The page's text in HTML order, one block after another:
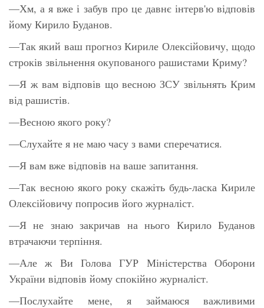
—Хм, а я вже і забув про це давнє інтерв'ю відповів
йому Кирило Буданов.
—Так який ваш прогноз Кириле Олексійовичу, щодо
строків звільнення окупованого рашистами Криму?
—Я ж вам відповів що весною ЗСУ звільнять Крим
від рашистів.
—Весною якого року?
—Слухайте я не маю часу з вами сперечатися.
—Я вам вже відповів на ваше запитання.
—Так весною якого року скажіть будь-ласка Кириле
Олексійовичу попросив його журналіст.
—Я не знаю закричав на нього Кирило Буданов
втрачаючи терпіння.
—Але ж Ви Голова ГУР Міністерства Оборони
України відповів йому спокійно журналіст.
—Послухайте мене, я займаюся важливими